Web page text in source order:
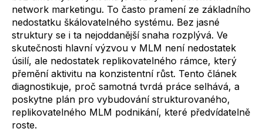
network marketingu. To často pramení ze základního
nedostatku škálovatelného systému. Bez jasné
struktury se i ta nejoddanější snaha rozplývá. Ve
skutečnosti hlavní výzvou v MLM není nedostatek
úsilí, ale nedostatek replikovatelného rámce, který
přemění aktivitu na konzistentní růst. Tento článek
diagnostikuje, proč samotná tvrdá práce selhává, a
poskytne plán pro vybudování strukturovaného,
replikovatelného MLM podnikání, které předvídatelně
roste.